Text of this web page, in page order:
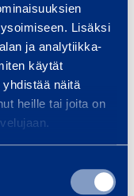
Lisäksi
ja analytiikka-
käytät
näitä
heille tai joita on